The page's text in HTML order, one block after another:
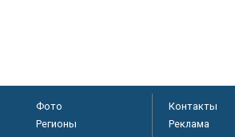
Фото
Регионы
Контакты
Реклама